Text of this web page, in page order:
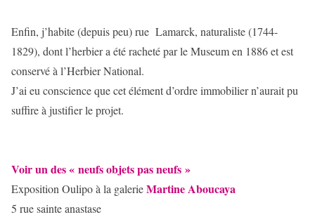
Enfin, j’habite (depuis peu) rue Lamarck, naturaliste (1744-
1829), dont l’herbier a été racheté par le Museum en 1886 et est
conservé à l’Herbier National.
J’ai eu conscience que cet élément d’ordre immobilier n’aurait pu
suffire à justifier le projet.
Voir un des « neufs objets pas neufs »
Exposition Oulipo à la galerieMartine Aboucaya
5 rue sainte anastase